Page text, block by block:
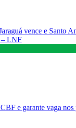
vence e Santo
– LNF
e garante vaga